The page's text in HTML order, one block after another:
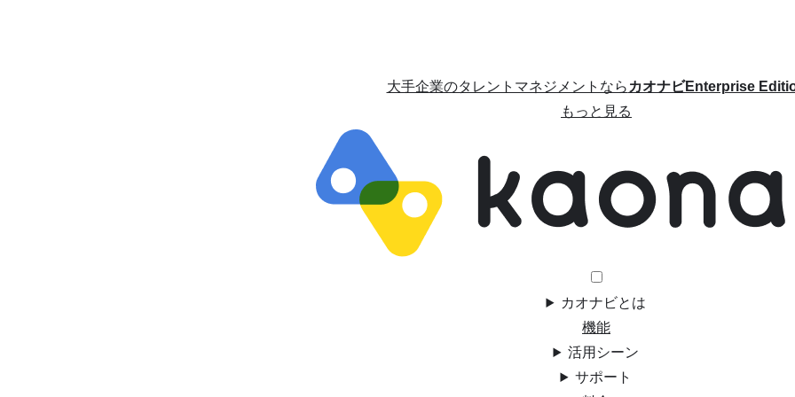
大手企業のタレントマネジメントならカオナビEnterprise
もっと見る
カオナビとは
機能
活用シーン
サポート